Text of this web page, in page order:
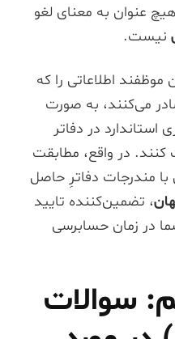
عنوان به معنای لغو
نیست.
اطلاعاتی را که
می‌کنند، به صورت
در دفاتر
در واقع، مطابقت
با مندرجات دفاترِ حاصل
، تضمین‌کننده تایید
شما در زمان حسابرسی
سوالات